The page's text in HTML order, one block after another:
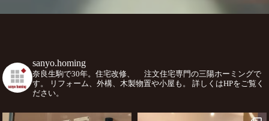
sanyo.homing
奈良生駒で30年。住宅改修、
注文住宅専門の三陽ホーミングで
す。
リフォーム、外構、木製物置や小屋も。
詳しくはHPをご覧く
ださい。